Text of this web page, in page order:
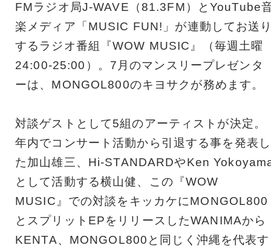
FMラジオ局J-WAVE（81.3FM）とYouTube
楽メディア「MUSIC FUN!」が連動してお送
するラジオ番組『WOW MUSIC』（毎週土曜
24:00-25:00）。7月のマンスリープレゼンタ
ーは、MONGOL800のキヨサクが務めます。
対談ゲストとして5組のアーティストが決定。
年内でコンサート活動から引退する事を発表し
た加山雄三、Hi-STANDARDやKen
として活動する横山健、この『WOW
MUSIC』での対談をキッカケにMONGOL800
とスプリットEPをリリースしたWANIMAから
KENTA、MONGOL800と同じく沖縄を代表す